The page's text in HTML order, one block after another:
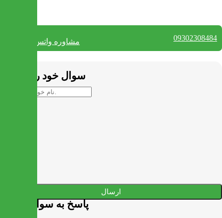
مشاوره واتس آپ 09302308484
سوال خود را بپرسید
ارسال
پاسخ به سوالات شما